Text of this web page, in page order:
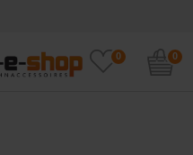
0 0